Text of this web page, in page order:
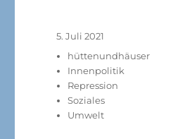
Veröffentlicht
am
5. Juli 2021
Kategorien
hüttenundhäuser
Innenpolitik
Repression
Soziales
Umwelt